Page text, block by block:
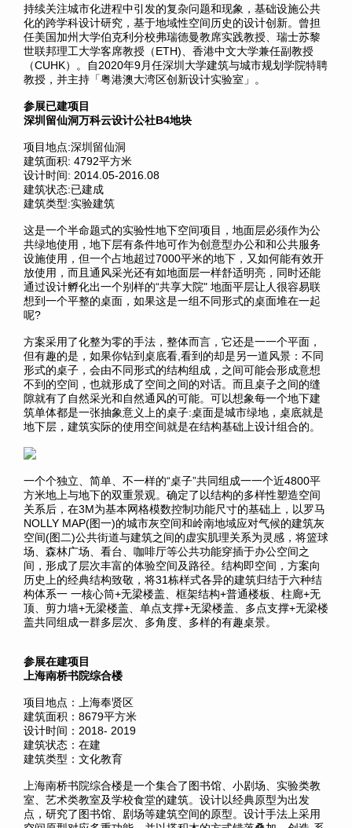
持续关注城市化进程中引发的复杂问题和现象，基础设施公共
化的跨学科设计研究，基于地域性空间历史的设计创新。曾担
任美国加州大学伯克利分校弗瑞德曼教席实践教授、瑞士苏黎
世联邦理工大学客席教授（ETH)、香港中文大学兼任副教授
（CUHK）。自2020年9月任深圳大学建筑与城市规划学院特聘
教授，并主持「粤港澳大湾区创新设计实验室」。
参展已建项目
深圳留仙洞万科云设计公社B4地块
项目地点:深圳留仙洞
建筑面积: 4792平方米
设计时间: 2014.05-2016.08
建筑状态:已建成
建筑类型:实验建筑
这是一个半命题式的实验性地下空间项目，地面层必须作为公
共绿地使用，地下层有条件地可作为创意型办公和和公共服务
设施使用，但一个占地超过7000平米的地下，又如何能有效开
放使用，而且通风采光还有如地面层一样舒适明亮，同时还能
通过设计孵化出一个别样的“共享大院" 地面平层让人很容易联
想到一个平整的桌面，如果这是一组不同形式的桌面堆在一起
呢?
方案采用了化整为零的手法，整体而言，它还是一一个平面，
但有趣的是，如果你钻到桌底看,看到的却是另一道风景：不同
形式的桌子，会由不同形式的结构组成，之间可能会形成意想
不到的空间，也就形成了空间之间的对话。而且桌子之间的缝
隙就有了自然采光和自然通风的可能。可以想象每一个地下建
筑单体都是一张抽象意义上的桌子:桌面是城市绿地，桌底就是
地下层 ，建筑实际的使用空间就是在结构基础上设计组合的。
一个个独立、简单、不一样的“桌子”共同组成一一个近4800平
方米地上与地下的双重景观。确定了以结构的多样性塑造空间
关系后，在3M为基本网格模数控制功能尺寸的基础上，以罗马
NOLLY MAP(图一)的城市灰空间和岭南地域应对气候的建筑灰
空间(图二)公共街道与建筑之间的虚实肌理关系为灵感，将篮球
场、森林广场、看台、咖啡厅等公共功能穿插于办公空间之
间，形成了层次丰富的体验空间及路径。结构即空间，方案向
历史上的经典结构致敬，将31栋样式各异的建筑归结于六种结
构体系一 一核心筒+无梁楼盖、框架结构+普通楼板、柱廊+无
顶、剪力墙+无梁楼盖、单点支撑+无梁楼盖、多点支撑+无梁楼
盖共同组成一群多层次、多角度、多样的有趣桌景。
参展在建项目
上海南桥书院综合楼
项目地点：上海奉贤区
建筑面积：8679平方米
设计时间：2018- 2019
建筑状态：在建
建筑类型：文化教育
上海南桥书院综合楼是一个集合了图书馆、小剧场、实验类教
室、艺术类教室及学校食堂的建筑。设计以经典原型为出发
点，研究了图书馆、剧场等建筑空间的原型。设计手法上采用